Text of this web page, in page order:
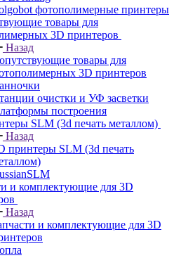
фотополимерные принтеры
товары для
3D принтеров
Назад
товары для
3D принтеров
очистки и УФ засветки
построения
SLM (3d печать металлом)
Назад
принтеры SLM (3d печать
и комплектующие для 3D
Назад
и комплектующие для 3D